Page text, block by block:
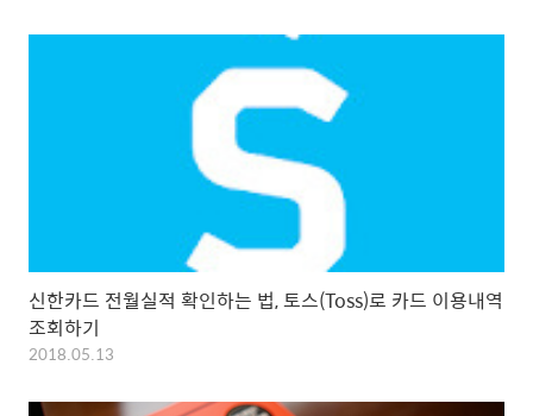
신한카드 전월실적 확인하는 법, 토스(Toss)로 카드 이용내역
조회하기
2018.05.13